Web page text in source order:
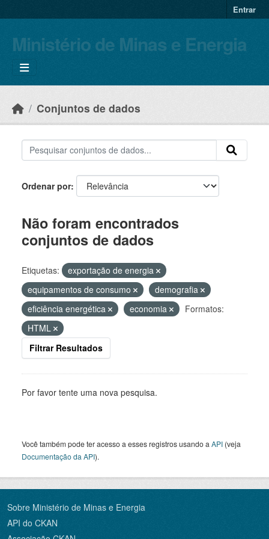
Entrar
Ministério de Minas e Energia
Conjuntos de dados
Ordenar por
Não foram encontrados
conjuntos de dados
Etiquetas:
exportação de energia
equipamentos de consumo
demografia
eficiência energética
economia
Formatos:
HTML
Filtrar Resultados
Por favor tente uma nova pesquisa.
Você também pode ter acesso a esses registros usando a API (veja
Documentação da API).
Sobre Ministério de Minas e Energia
API do CKAN